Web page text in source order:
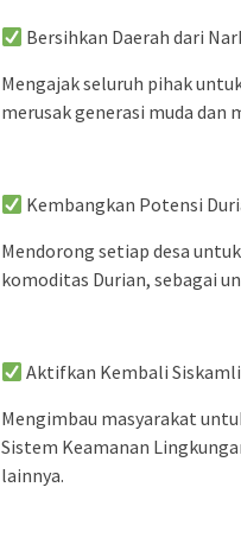
Bersihkan Daerah dari
Mengajak seluruh pihak
merusak generasi muda dan
Kembangkan Potensi
Mendorong setiap desa
komoditas Durian, sebagai
Aktifkan Kembali
Mengimbau masyarakat
Sistem Keamanan
lainnya.